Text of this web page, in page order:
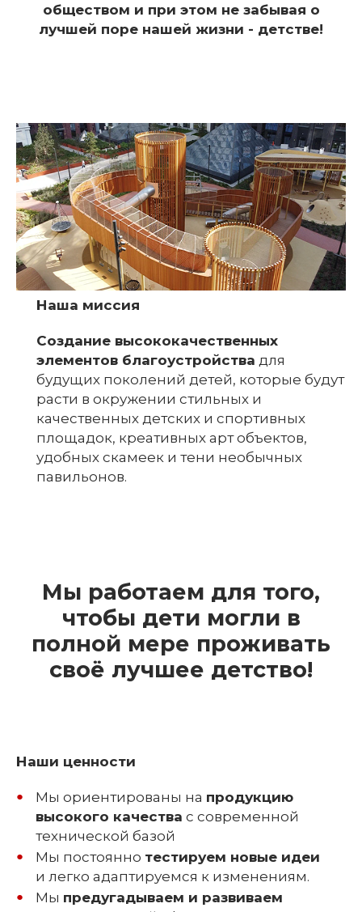
обществом и при этом не забывая о
лучшей поре нашей жизни - детстве!
Наша миссия
Создание высококачественных
элементов благоустройства для
будущих поколений детей, которые будут
расти в окружении стильных и
качественных детских и спортивных
площадок, креативных арт объектов,
удобных скамеек и тени необычных
павильонов.
Мы работаем для того,
чтобы дети могли в
полной мере проживать
своё лучшее детство!
Наши ценности
Мы ориентированы на продукцию
высокого качества с современной
технической базой
Мы постоянно тестируем новые идеи
и легко адаптируемся к изменениям.
Мы предугадываем и развиваем